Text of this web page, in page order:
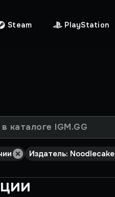
Steam PlayStation
Издатель: Noodlecake